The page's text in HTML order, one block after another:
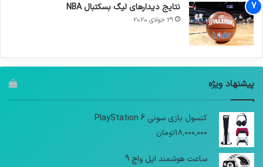
نتایج دیدار‌های لیگ بسکتبال NBA
29 جولای 2020
پیشنهاد ویژه
کنسول بازی سونی PlayStation 6
18,000,000تومان
ساعت هوشمند اپل واچ 9